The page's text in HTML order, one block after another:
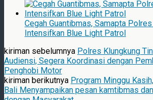
Cegah Guantibmas, Samapta
Intensifkan Blue Light Patrol
kiriman sebelumnya Polres Klungkung
Audiensi, Segera Koordinasi dengan
Penghobi Motor
kiriman berikutnya Program Minggu
Bali Menyampaikan pesan kamtibmas